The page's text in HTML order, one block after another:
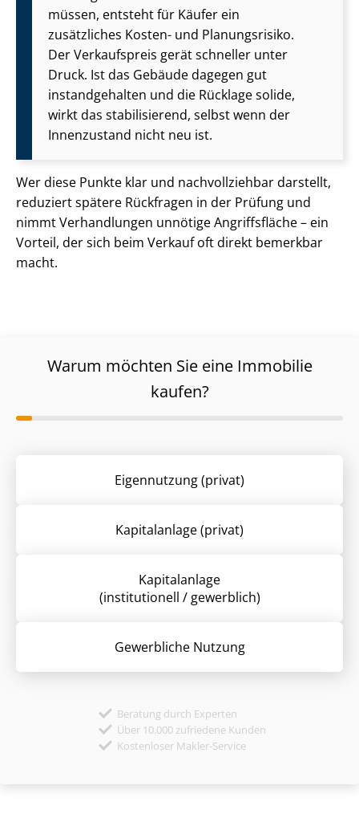
müssen, entsteht für Käufer ein
zusätzliches Kosten- und Planungsrisiko.
Der Verkaufspreis gerät schneller unter
Druck. Ist das Gebäude dagegen gut
instandgehalten und die Rücklage solide,
wirkt das stabilisierend, selbst wenn der
Innenzustand nicht neu ist.
Wer diese Punkte klar und nachvollziehbar darstellt,
reduziert spätere Rückfragen in der Prüfung und
nimmt Verhandlungen unnötige Angriffsfläche – ein
Vorteil, der sich beim Verkauf oft direkt bemerkbar
macht.
Warum möchten Sie eine Immobilie
kaufen?
Eigennutzung (privat)
Kapitalanlage (privat)
Kapitalanlage
(institutionell / gewerblich)
Gewerbliche Nutzung
Beratung durch Experten
Über 10.000 zufriedene Kunden
Kostenloser Makler-Service